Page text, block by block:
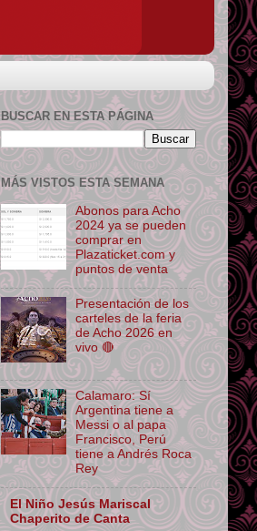
BUSCAR EN ESTA PÁGINA
MÁS VISTOS ESTA SEMANA
Abonos para Acho
2024 ya se pueden
comprar en
Plazaticket.com y
puntos de venta
Presentación de los
carteles de la feria
de Acho 2026 en
vivo 🔴
Calamaro: Sí
Argentina tiene a
Messi o al papa
Francisco, Perú
tiene a Andrés Roca
Rey
El Niño Jesús Mariscal
Chaperito de Canta